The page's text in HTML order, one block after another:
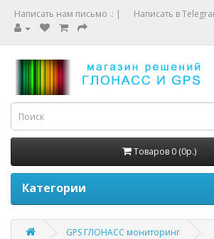
Написать нам письмо .: | Написать в
Товаров 0 (0р.)
Категории
GPS ГЛОНАСС мониторинг